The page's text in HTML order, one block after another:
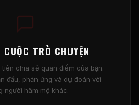
TRÒ CHUYỆN
tiên chia sẻ quan điểm của bạn.
đấu, phản ứng và dự đoán với
người hâm mộ khác.